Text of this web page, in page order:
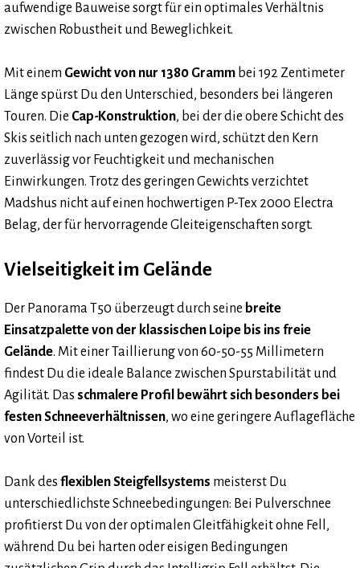
aufwendige Bauweise sorgt für ein optimales Verhältnis
zwischen Robustheit und Beweglichkeit.
Mit einem Gewicht von nur 1380 Gramm bei 192 Zentimeter
Länge spürst Du den Unterschied, besonders bei längeren
Touren. Die Cap-Konstruktion, bei der die obere Schicht des
Skis seitlich nach unten gezogen wird, schützt den Kern
zuverlässig vor Feuchtigkeit und mechanischen
Einwirkungen. Trotz des geringen Gewichts verzichtet
Madshus nicht auf einen hochwertigen P-Tex 2000 Electra
Belag, der für hervorragende Gleiteigenschaften sorgt.
Vielseitigkeit im Gelände
Der Panorama T50 überzeugt durch seine breite
Einsatzpalette von der klassischen Loipe bis ins freie
Gelände. Mit einer Taillierung von 60-50-55 Millimetern
findest Du die ideale Balance zwischen Spurstabilität und
Agilität. Das schmalere Profil bewährt sich besonders bei
festen Schneeverhältnissen, wo eine geringere Auflagefläche
von Vorteil ist.
Dank des flexiblen Steigfellsystems meisterst Du
unterschiedlichste Schneebedingungen: Bei Pulverschnee
profitierst Du von der optimalen Gleitfähigkeit ohne Fell,
während Du bei harten oder eisigen Bedingungen